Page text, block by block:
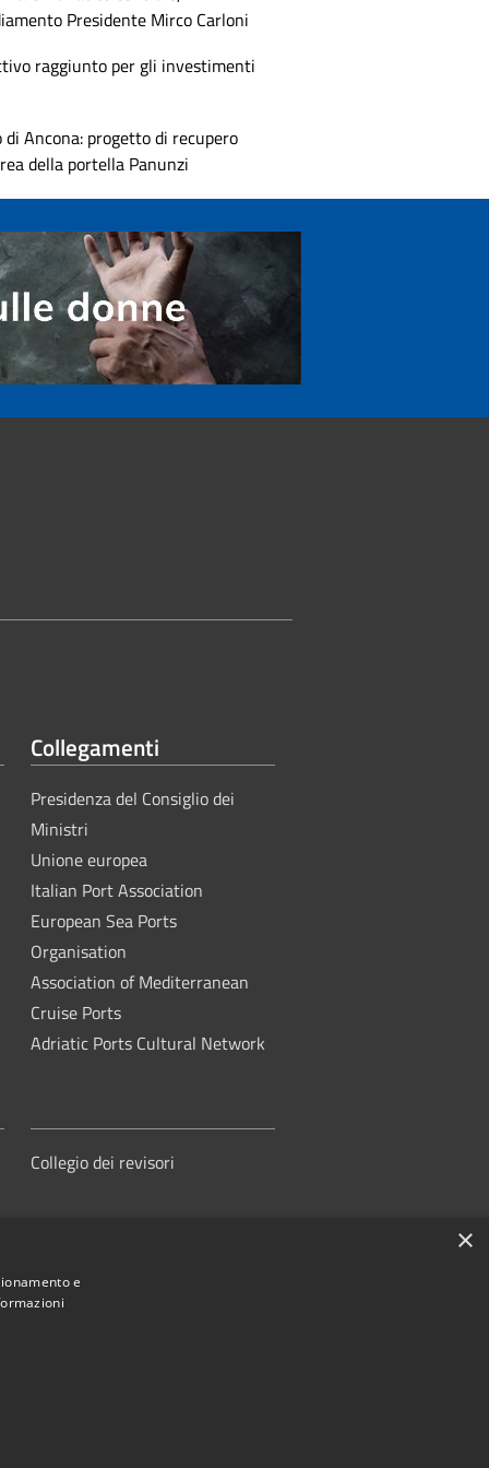
Presidente Mirco Carloni
raggiunto per gli investimenti
di Ancona: progetto di recupero
della portella Panunzi
Collegamenti
Presidenza del Consiglio dei
Ministri
Unione europea
Italian Port Association
European Sea Ports
Organisation
Association of Mediterranean
Cruise Ports
Adriatic Ports Cultural Network
Collegio dei revisori
×
e